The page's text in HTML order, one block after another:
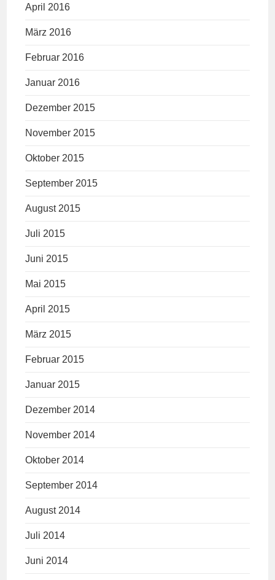
April 2016
März 2016
Februar 2016
Januar 2016
Dezember 2015
November 2015
Oktober 2015
September 2015
August 2015
Juli 2015
Juni 2015
Mai 2015
April 2015
März 2015
Februar 2015
Januar 2015
Dezember 2014
November 2014
Oktober 2014
September 2014
August 2014
Juli 2014
Juni 2014